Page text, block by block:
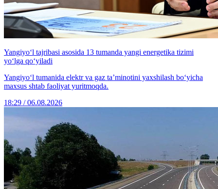
Yangiyo‘l tajribasi asosida 13 tumanda yangi energetika tizimi
yo‘lga qo‘yiladi
Yangiyo‘l tumanida elektr va gaz ta’minotini yaxshilash bo‘yicha
maxsus shtab faoliyat yuritmoqda.
18:29 / 06.08.2026